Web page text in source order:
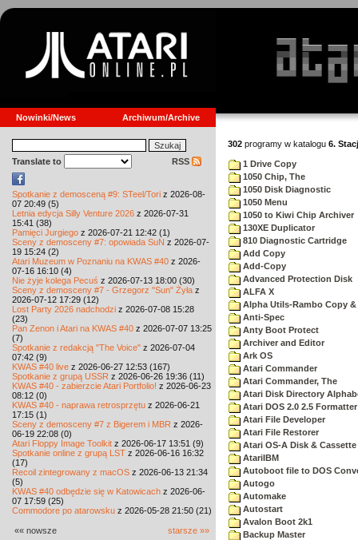
Nowinki/News Archiwum/Archive
Translate to RSS
Spotkanie z demosceną #9: STeel/Tori z 2026-08-
07 20:49 (5)
Letnia edycja Silly Venture 2026 z 2026-07-31
15:41 (38)
Pamięci Jurgiego z 2026-07-21 12:42 (1)
Sceny z demosceny #7: opowiada SuN z 2026-07-
19 15:24 (2)
Atari Muzeum w Poznaniu na KWAS #40 z 2026-
07-16 16:10 (4)
Nie żyje kolega Pecuś z 2026-07-13 18:00 (30)
Sceny z demosceny #7 - Grzegorz "Sun" Żyła z
2026-07-12 17:29 (12)
Lost Party 2026 nadchodzi z 2026-07-08 15:28
(23)
Pan Zenon i Atari na KWAS #40 z 2026-07-07 13:25
(7)
Spotkanie z redakcją "The Voice" z 2026-07-04
07:42 (9)
KWAS #40 live z 2026-06-27 12:53 (167)
Spotkanie z grupą USSR z 2026-06-26 19:36 (11)
KWAS #40 - zabierzcie Atari Portfolio! z 2026-06-23
08:12 (0)
KWAS #40 - naprawa retrosprzętu z 2026-06-21
17:15 (1)
Sceny z demosceny #7 z Bigerem i MBR z 2026-
06-19 22:08 (0)
Atari Floppy Image Toolkit z 2026-06-17 13:51 (9)
Spotkanie online z grupą LST z 2026-06-16 16:32
(17)
Recoil zintegrowany z macOS z 2026-06-13 21:34
(5)
KWAS #40 odbędzie się w Katowicach z 2026-06-
07 17:59 (25)
Commodore po atarowsku z 2026-05-28 21:50 (21)
«« nowsze starsze »»
302 programy w katalogu 6.
1 Drive Copy
1050 Chip, The
1050 Disk Diagnostic
1050 Menu
1050 to Kiwi Chip Archiver
130XE Duplicator
810 Diagnostic Cartridge
Add Copy
Add-Copy
Advanced Protection Disk
ALFA X
Alpha Utils-Rambo Copy
Anti-Spec
Anty Boot Protect
Archiver and Editor
Ark OS
Atari Commander
Atari Commander, The
Atari Disk Directory
Atari DOS 2.0 2.5 Formatter
Atari File Developer
Atari File Restorer
Atari OS-A Disk &
AtariIBM
Autoboot file to DOS
Autogo
Automake
Autostart
Avalon Boot 2k1
Backup Master